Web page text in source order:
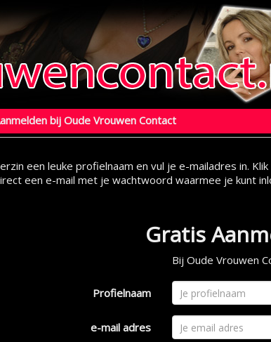
bij Oude Vrouwen Contact
een leuke profielnaam en vul je e-mailadres in.
een e-mail met je wachtwoord waarmee je kunt
Gratis
Bij Oude Vrouwen
Profielnaam
e-mail adres